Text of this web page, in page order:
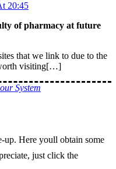
20:45
of pharmacy at future
that we link to due to the
visiting[…]
System
Here youll obtain some
just click the